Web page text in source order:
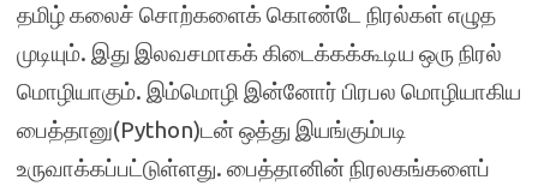
தமிழ் கலைச் சொற்களைக் கொண்டே நிரல்கள் எழுத
முடியும். இது இலவசமாகக் கிடைக்கக்கூடிய ஒரு நிரல்
மொழியாகும். இம்மொழி இன்னோர் பிரபல மொழியாகிய
பைத்தானு(Python)டன் ஒத்து இயங்கும்படி
உருவாக்கப்பட்டுள்ளது. பைத்தானின் நிரலகங்களைப்